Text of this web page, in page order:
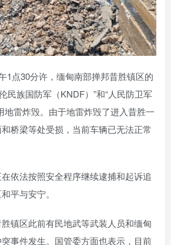
1点30分许，缅甸南部掸邦昔胜镇区的
民族国防军（KNDF）”和“人民防卫军
地雷炸毁。由于地雷炸毁了进入昔胜一
桥梁等处受损，当前车辆已无法正常
依法按照安全程序继续逮捕和起诉追
平与安宁。
镇区此前有民地武等武装人员和缅甸
事件发生。国管委方面也表示，目前